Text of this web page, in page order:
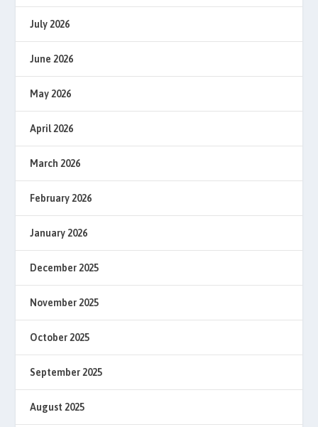
July 2026
June 2026
May 2026
April 2026
March 2026
February 2026
January 2026
December 2025
November 2025
October 2025
September 2025
August 2025